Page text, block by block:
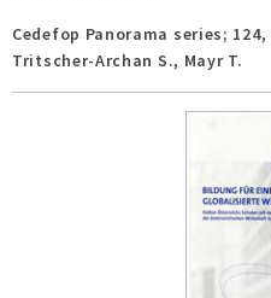
Cedefop Panorama series; 124,
Tritscher-Archan S., Mayr T.